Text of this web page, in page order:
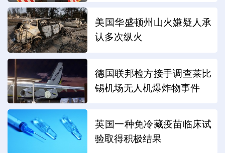
美国华盛顿州山火嫌疑人承
认多次纵火
德国联邦检方接手调查莱比
锡机场无人机爆炸物事件
英国一种免冷藏疫苗临床试
验取得积极结果